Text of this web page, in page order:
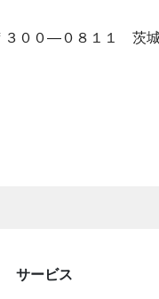
００―０８１１ 茨城
サービス